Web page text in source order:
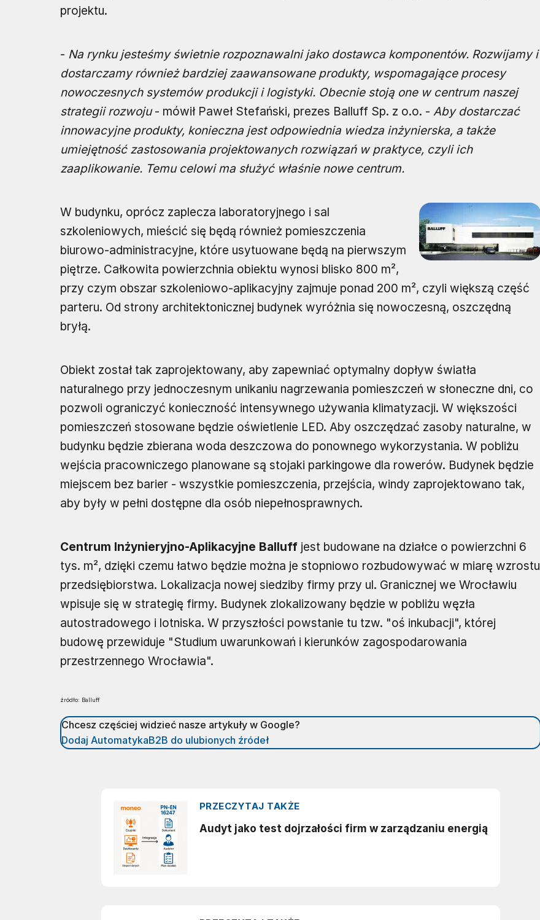
projektu.
- Na rynku jesteśmy świetnie rozpoznawalni jako dostawca komponentów. Rozwijamy i
dostarczamy również bardziej zaawansowane produkty, wspomagające procesy
nowoczesnych systemów produkcji i logistyki. Obecnie stoją one w centrum naszej
strategii rozwoju- mówił Paweł Stefański, prezes Balluff Sp. z o.o. - Aby dostarczać
innowacyjne produkty, konieczna jest odpowiednia wiedza inżynierska, a także
umiejętność zastosowania projektowanych rozwiązań w praktyce, czyli ich
zaaplikowanie. Temu celowi ma służyć właśnie nowe centrum.
W budynku, oprócz zaplecza laboratoryjnego i sal
szkoleniowych, mieścić się będą również pomieszczenia
biurowo-administracyjne, które usytuowane będą na pierwszym
piętrze. Całkowita powierzchnia obiektu wynosi blisko 800 m²,
przy czym obszar szkoleniowo-aplikacyjny zajmuje ponad 200 m², czyli większą część
parteru. Od strony architektonicznej budynek wyróżnia się nowoczesną, oszczędną
bryłą.
Obiekt został tak zaprojektowany, aby zapewniać optymalny dopływ światła
naturalnego przy jednoczesnym unikaniu nagrzewania pomieszczeń w słoneczne dni, co
pozwoli ograniczyć konieczność intensywnego używania klimatyzacji. W większości
pomieszczeń stosowane będzie oświetlenie LED. Aby oszczędzać zasoby naturalne, w
budynku będzie zbierana woda deszczowa do ponownego wykorzystania. W pobliżu
wejścia pracowniczego planowane są stojaki parkingowe dla rowerów. Budynek będzie
miejscem bez barier - wszystkie pomieszczenia, przejścia, windy zaprojektowano tak,
aby były w pełni dostępne dla osób niepełnosprawnych.
Centrum Inżynieryjno-Aplikacyjne Balluff jest budowane na działce o powierzchni 6
tys. m², dzięki czemu łatwo będzie można je stopniowo rozbudowywać w miarę wzrostu
przedsiębiorstwa. Lokalizacja nowej siedziby firmy przy ul. Granicznej we Wrocławiu
wpisuje się w strategię firmy. Budynek zlokalizowany będzie w pobliżu węzła
autostradowego i lotniska. W przyszłości powstanie tu tzw. "oś inkubacji", której
budowę przewiduje "Studium uwarunkowań i kierunków zagospodarowania
przestrzennego Wrocławia".
źródło: Balluff
Chcesz częściej widzieć nasze artykuły w Google?
Dodaj AutomatykaB2B do ulubionych źródeł